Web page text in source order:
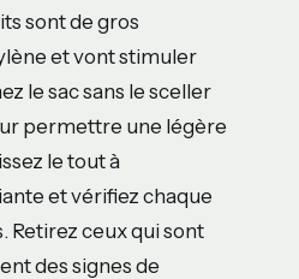
sont de gros
et vont stimuler
le sac sans le sceller
permettre une légère
le tout à
et vérifiez chaque
Retirez ceux qui sont
des signes de